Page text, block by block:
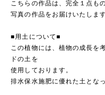
こちらの作品は、完全１点も
写真の作品をお届けいたします
■用土について■
この植物には、植物の成長を
ドの土を
使用しております。
排水保水施肥に優れた土とな